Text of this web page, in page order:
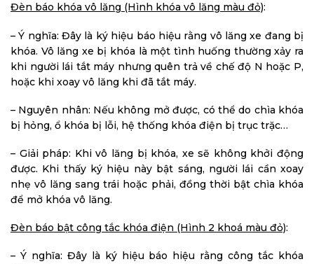
Đèn báo khóa vô lăng (Hình khóa vô lăng màu đỏ):
– Ý nghĩa: Đây là ký hiệu báo hiệu rằng vô lăng xe đang bị
khóa. Vô lăng xe bị khóa là một tình huống thường xảy ra
khi người lái tắt máy nhưng quên trả về chế độ N hoặc P,
hoặc khi xoay vô lăng khi đã tắt máy.
– Nguyên nhân: Nếu không mở được, có thể do chìa khóa
bị hỏng, ổ khóa bị lỗi, hệ thống khóa điện bị trục trặc…
– Giải pháp: Khi vô lăng bị khóa, xe sẽ không khởi động
được. Khi thấy ký hiệu này bật sáng, người lái cần xoay
nhẹ vô lăng sang trái hoặc phải, đồng thời bật chìa khóa
để mở khóa vô lăng.
Đèn báo bật công tắc khóa điện (Hình 2 khoá màu đỏ):
– Ý nghĩa: Đây là ký hiệu báo hiệu rằng công tắc khóa